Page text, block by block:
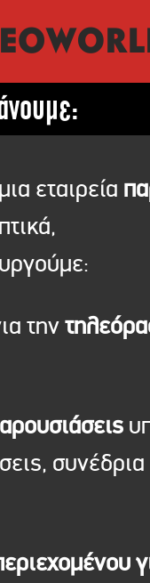
εταιρεία
την
συνέδρια